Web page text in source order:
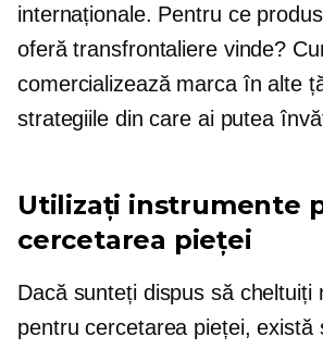
internaționale. Pentru ce
oferătransfrontalierevinde?
comercializează marca în alte
strategiile din care ai putea
Utilizați instrumente
cercetarea pieței
Dacă sunteți dispus să cheltuiți
pentru cercetarea pieței, există